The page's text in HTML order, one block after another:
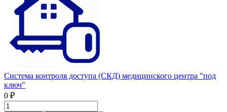
Система контроля доступа (СКД) медицинского центра "под
ключ"
0 ₽